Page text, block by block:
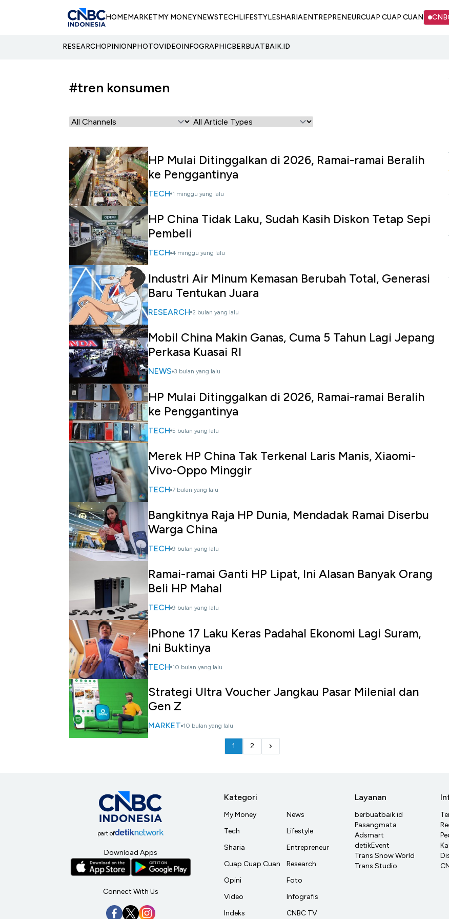
HOMEMARKETMY MONEYNEWSTECHLIFESTYLESHARIAENTREPRENEURCUAP CUAP CUAN
RESEARCHOPINIONPHOTOVIDEOINFOGRAPHICBERBUATBAIK.ID
#tren konsumen
HP Mulai Ditinggalkan di 2026, Ramai-ramai Beralih
ke Penggantinya
TECH 1 minggu yang lalu
HP China Tidak Laku, Sudah Kasih Diskon Tetap Sepi
Pembeli
TECH 4 minggu yang lalu
Industri Air Minum Kemasan Berubah Total, Generasi
Baru Tentukan Juara
RESEARCH 2 bulan yang lalu
Mobil China Makin Ganas, Cuma 5 Tahun Lagi Jepang
Perkasa Kuasai RI
NEWS 3 bulan yang lalu
HP Mulai Ditinggalkan di 2026, Ramai-ramai Beralih
ke Penggantinya
TECH 5 bulan yang lalu
Merek HP China Tak Terkenal Laris Manis, Xiaomi-
Vivo-Oppo Minggir
TECH 7 bulan yang lalu
Bangkitnya Raja HP Dunia, Mendadak Ramai Diserbu
Warga China
TECH 9 bulan yang lalu
Ramai-ramai Ganti HP Lipat, Ini Alasan Banyak Orang
Beli HP Mahal
TECH 9 bulan yang lalu
iPhone 17 Laku Keras Padahal Ekonomi Lagi Suram,
Ini Buktinya
TECH 10 bulan yang lalu
Strategi Ultra Voucher Jangkau Pasar Milenial dan
Gen Z
MARKET 10 bulan yang lalu
1 2
part of
Download Apps
Connect With Us
Kategori
My Money
Tech
Sharia
Cuap Cuap Cuan
Opini
Video
Indeks
News
Lifestyle
Entrepreneur
Research
Foto
Infografis
CNBC TV
Layanan
berbuatbaik.id
Pasangmata
Adsmart
detikEvent
Trans Snow World
Trans Studio